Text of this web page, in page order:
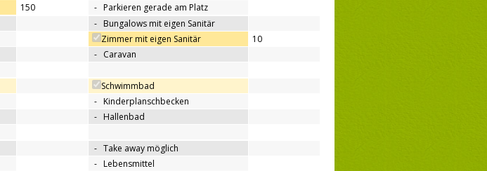
150 - Parkieren gerade am Platz
- Bungalows mit eigen Sanitär
Zimmer mit eigen Sanitär
10
- Caravan
Schwimmbad
- Kinderplanschbecken
- Hallenbad
- Take away möglich
- Lebensmittel